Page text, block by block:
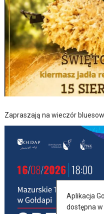
Zapraszają na wieczór
Aplikacja
dostępna w